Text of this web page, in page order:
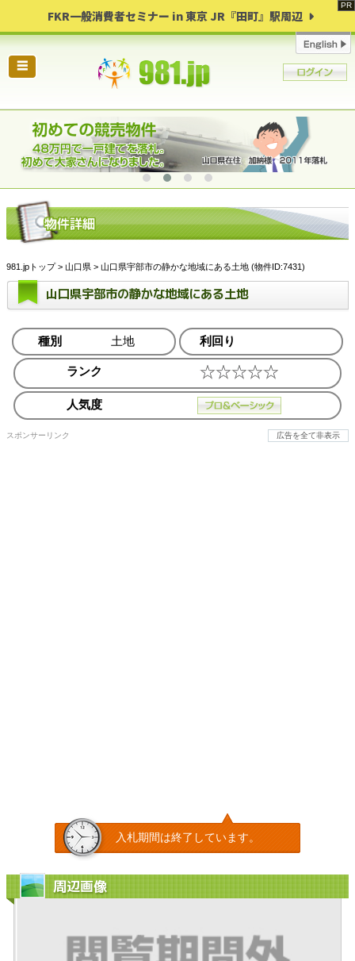
FKR一般消費者セミナー in 東京 JR『田町』駅周辺
☰
981.jpトップ> 山口県 > 山口県宇部市の静かな地域にある土地 (物件ID:7431)
山口県宇部市の静かな地域にある土地
種別 土地 利回り
ランク
人気度
スポンサーリンク 広告を全て非表示
入札期間は終了しています。
周辺画像